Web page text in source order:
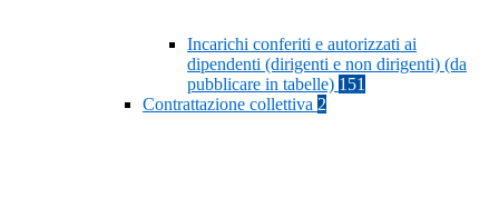
Incarichi conferiti e autorizzati ai
dipendenti (dirigenti e non dirigenti) (da
pubblicare in tabelle) 151
Contrattazione collettiva 2